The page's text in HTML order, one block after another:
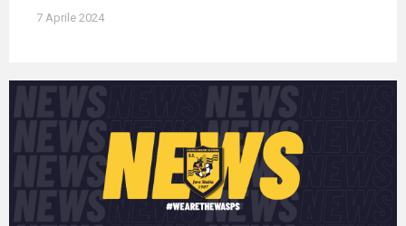
7 Aprile 2024